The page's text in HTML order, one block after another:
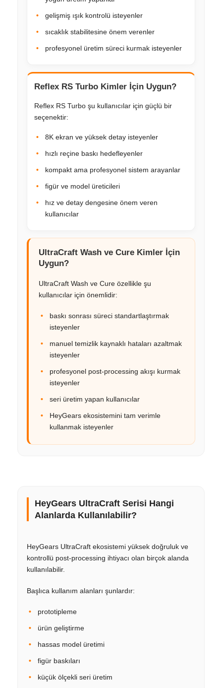
gelişmiş ışık kontrolü isteyenler
sıcaklık stabilitesine önem verenler
profesyonel üretim süreci kurmak isteyenler
Reflex RS Turbo Kimler İçin Uygun?
Reflex RS Turbo şu kullanıcılar için güçlü bir
seçenektir:
8K ekran ve yüksek detay isteyenler
hızlı reçine baskı hedefleyenler
kompakt ama profesyonel sistem arayanlar
figür ve model üreticileri
hız ve detay dengesine önem veren
kullanıcılar
UltraCraft Wash ve Cure Kimler İçin
Uygun?
UltraCraft Wash ve Cure özellikle şu
kullanıcılar için önemlidir:
baskı sonrası süreci standartlaştırmak
isteyenler
manuel temizlik kaynaklı hataları azaltmak
isteyenler
profesyonel post-processing akışı kurmak
isteyenler
seri üretim yapan kullanıcılar
HeyGears ekosistemini tam verimle
kullanmak isteyenler
HeyGears UltraCraft Serisi Hangi
Alanlarda Kullanılabilir?
HeyGears UltraCraft ekosistemi yüksek doğruluk ve
kontrollü post-processing ihtiyacı olan birçok alanda
kullanılabilir.
Başlıca kullanım alanları şunlardır:
prototipleme
ürün geliştirme
hassas model üretimi
figür baskıları
küçük ölçekli seri üretim